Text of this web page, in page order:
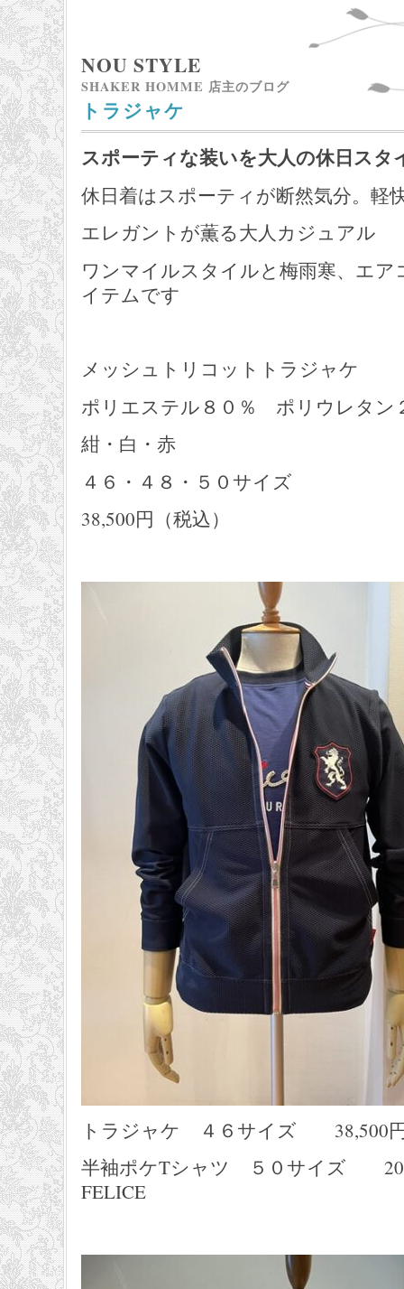
NOU STYLE
SHAKER HOMME 店主のブログ
トラジャケ
スポーティな装いを大人の休日スタ
休日着はスポーティが断然気分。軽
エレガントが薫る大人カジュアル
ワンマイルスタイルと梅雨寒、エ
イテムです
メッシュトリコットトラジャケ
ポリエステル８０％ ポリウレタン
紺・白・赤
４６・４８・５０サイズ
38,500円（税込）
トラジャケ ４６サイズ 38,500
半袖ポケTシャツ ５０サイズ
FELICE